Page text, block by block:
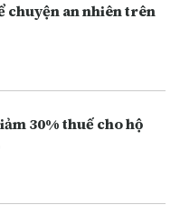
chuyện an nhiên trên
30% thuế cho hộ